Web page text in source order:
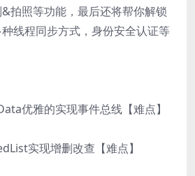
拍照等功能，最后还将帮你解锁
线程同步方式，身份安全认证等
优雅的实现事件总线【难点】
实现增删改查【难点】